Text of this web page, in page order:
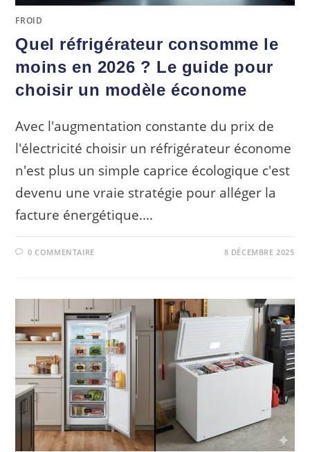
FROID
Quel réfrigérateur consomme le
moins en 2026 ? Le guide pour
choisir un modèle économe
Avec l'augmentation constante du prix de
l'électricité choisir un réfrigérateur économe
n'est plus un simple caprice écologique c'est
devenu une vraie stratégie pour alléger la
facture énergétique.…
0 COMMENTAIRE 8 DÉCEMBRE 2025